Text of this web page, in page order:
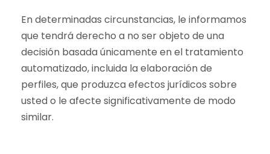
En determinadas circunstancias, le informamos
que tendrá derecho a no ser objeto de una
decisión basada únicamente en el tratamiento
automatizado, incluida la elaboración de
perfiles, que produzca efectos jurídicos sobre
usted o le afecte significativamente de modo
similar.